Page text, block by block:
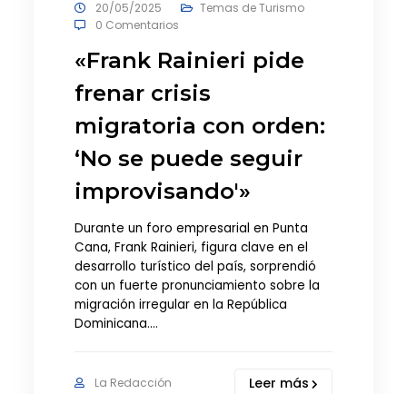
20/05/2025
Temas de Turismo
0 Comentarios
«Frank Rainieri pide
frenar crisis
migratoria con orden:
‘No se puede seguir
improvisando'»
Durante un foro empresarial en Punta
Cana, Frank Rainieri, figura clave en el
desarrollo turístico del país, sorprendió
con un fuerte pronunciamiento sobre la
migración irregular en la República
Dominicana.…
La Redacción Leer más